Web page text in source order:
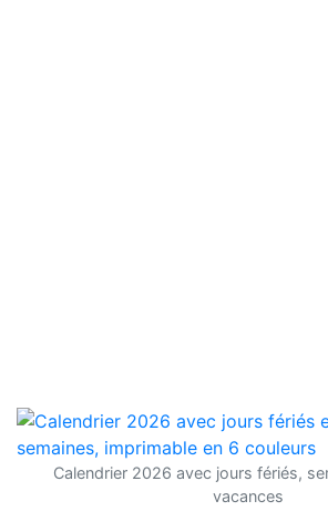
Calendrier 2026 avec jours fériés,
vacances